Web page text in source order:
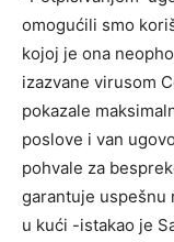
omogućili smo
kojoj je ona
izazvane virusom
pokazale
poslove i van
pohvale za
garantuje uspešnu
u kući -istakao je